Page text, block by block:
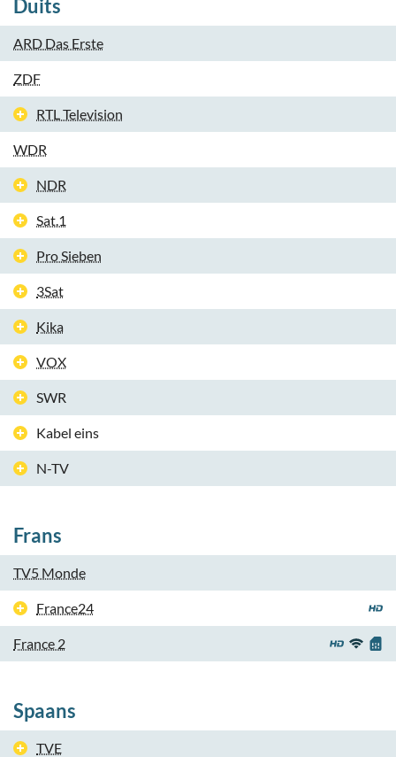
Duits
ARD Das Erste
ZDF
RTL Television
WDR
NDR
Sat.1
Pro Sieben
3Sat
Kika
VOX
SWR
Kabel eins
N-TV
Frans
TV5 Monde
France24
France 2
Spaans
TVE